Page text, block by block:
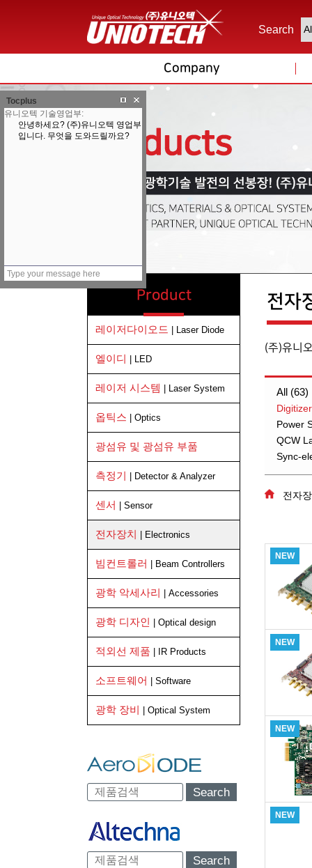
Search
Company
Product
레이저다이오드 | Laser Diode
엘이디 | LED
레이저 시스템 | Laser System
옵틱스 | Optics
광섬유 및 광섬유 부품
측정기 | Detector & Analyzer
센서 | Sensor
전자장치 | Electronics
빔컨트롤러 | Beam Controllers
광학 악세사리 | Accessories
광학 디자인 | Optical design
적외선 제품 | IR Products
소프트웨어 | Software
광학 장비 | Optical System
Search
Search
전자
(주)유니
All (63)
Power
QCW
Sync-
전자
NEW
NEW
NEW
NEW
Tocplus